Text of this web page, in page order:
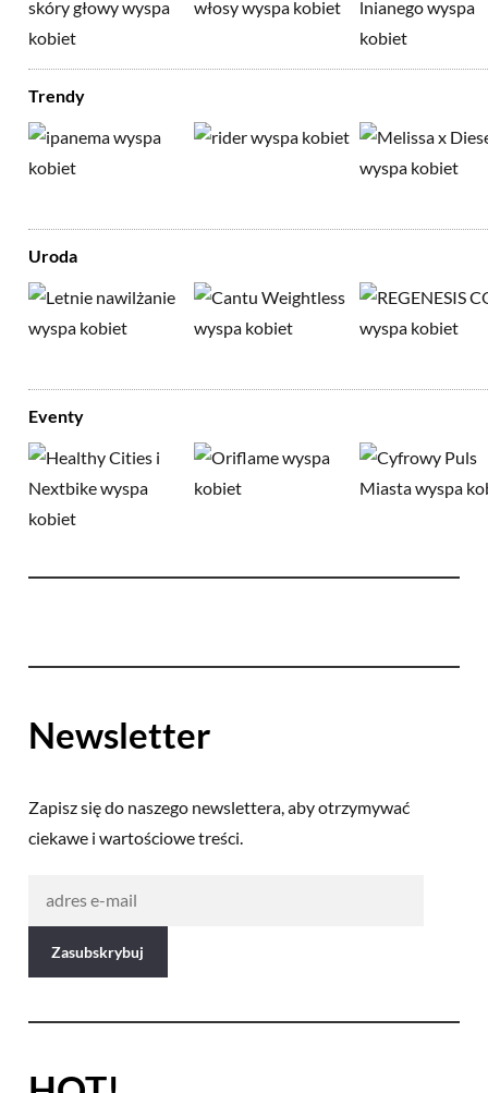
Trendy
Uroda
Eventy
Newsletter
Zapisz się do naszego newslettera, aby otrzymywać
ciekawe i wartościowe treści.